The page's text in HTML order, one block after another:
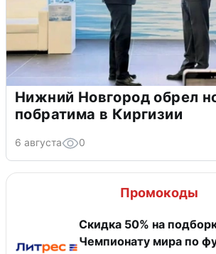
Нижний Новгород обрел
побратима в Киргизии
6 августа 0
Промокоды
Скидка 50% на
Чемпионату мира по